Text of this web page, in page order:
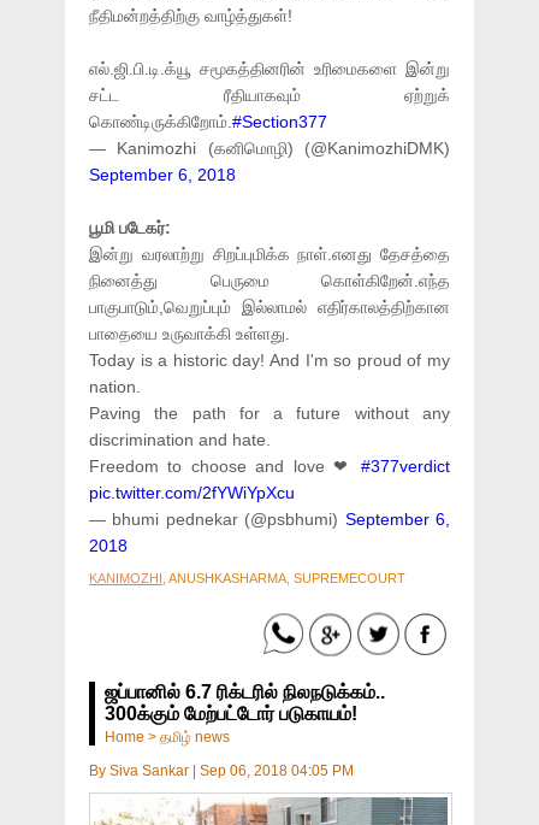
நீதிமன்றத்திற்கு வாழ்த்துகள்!
எல்.ஜி.பி.டி.க்யூ சமூகத்தினரின் உரிமைகளை இன்று
சட்ட ரீதியாகவும் ஏற்றுக்
கொண்டிருக்கிறோம். #Section377
— Kanimozhi (கனிமொழி) (@KanimozhiDMK)
September 6, 2018
பூமி படேகர்:
இன்று வரலாற்று சிறப்புமிக்க நாள்.எனது தேசத்தை
நினைத்து பெருமை கொள்கிறேன்.எந்த
பாகுபாடும்,வெறுப்பும் இல்லாமல் எதிர்காலத்திற்கான
பாதையை உருவாக்கி உள்ளது.
Today is a historic day! And I'm so proud of my
nation.
Paving the path for a future without any
discrimination and hate.
Freedom to choose and love ❤ #377verdict
pic.twitter.com/2fYWiYpXcu
— bhumi pednekar (@psbhumi) September 6,
2018
KANIMOZHI , ANUSHKASHARMA, SUPREMECOURT
ஜப்பானில் 6.7 ரிக்டரில் நிலநடுக்கம்..
300க்கும் மேற்பட்டோர் படுகாயம்!
Home > தமிழ் news
By Siva Sankar Sep 06, 2018 04:05 PM